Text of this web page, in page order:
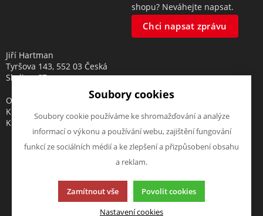
shopu? Neváhejte napsat.
Chci napsat zprávu
Jiří Hartman
Tyršova 143, 552 03 Česká
Skalice, CZ
Obchodní rejstřík vedený u
Krajského soudu v Hradci
Králové, oddíl A, vložka 18553
Tato stránka používá soubory cookies. Klikněte pro více
© 2013-2026 elektrohartman.cz
Soubory cookies
Soubory cookie používáme ke shromažďování a analýze
informací o výkonu a používání webu, zajištění fungování
funkcí ze sociálních médií a ke zlepšení a přizpůsobení obsahu
a reklam.
Zamítnout vše Povolit cookies
Nastavení cookies